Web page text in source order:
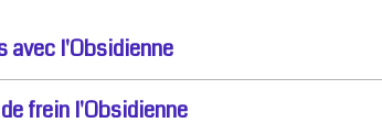
avec l'Obsidienne
frein l'Obsidienne